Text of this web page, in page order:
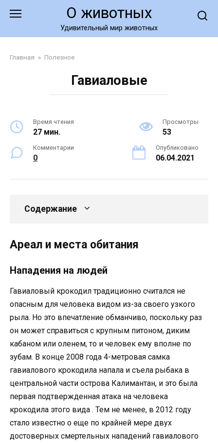
О животных
Удивительный мир животных
Главная » Полезное
Гавиаловые
Время чтения
27 мин.
Просмотры
53
Комментарии
0
Опубликовано
06.04.2021
Содержание
Ареал и места обитания
Нападения на людей
Гавиаловый крокодил традиционно считался не
опасным для человека видом из-за своего узкого
рыла. Но это впечатление обманчиво, поскольку раз
он может справиться с крупным питоном, диким
кабаном или оленем, то и человек ему вполне по
зубам. В конце 2008 года 4-метровая самка
гавиалового крокодила напала и съела рыбака в
центральной части острова Калимантан, и это была
первая подтвержденная атака на человека
крокодила этого вида . Тем не менее, в 2012 году
стало известно о еще по крайней мере двух
достоверных смертельных нападений гавиалового